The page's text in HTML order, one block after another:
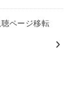
聴ページ移転